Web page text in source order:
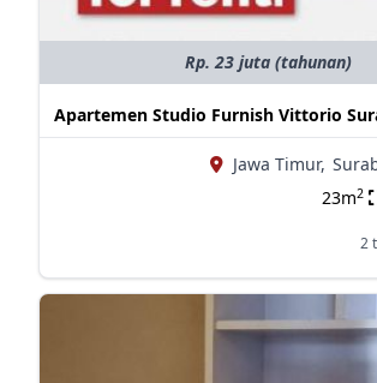
Rp. 23 juta (tahunan)
Apartemen Studio Furnish Vittorio
Jawa Timur,
23m2
2